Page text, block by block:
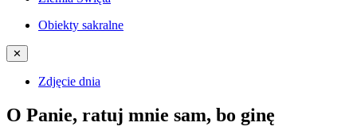
Obiekty sakralne
✕
Zdjęcie dnia
O Panie, ratuj mnie sam, bo ginę